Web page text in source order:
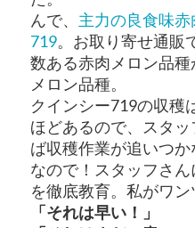
んで、 主力の良食味
719。お取り寄せ通販
数ある赤肉メロン品
メロン品種。
クインシー719の収穫
ほどあるので、スタ
ば収穫作業が追いつか
なので！スタッフさ
を徹底教育。私がワ
「それは早い！」